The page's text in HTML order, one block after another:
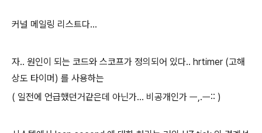
커널 메일링 리스트다...
자.. 원인이 되는 코드와 스코프가 정의되어 있다.. hrtimer (고해
상도 타이머) 를 사용하는
( 일전에 언급했던거같은데 아닌가... 비공개인가 ㅡ,.ㅡ:: )